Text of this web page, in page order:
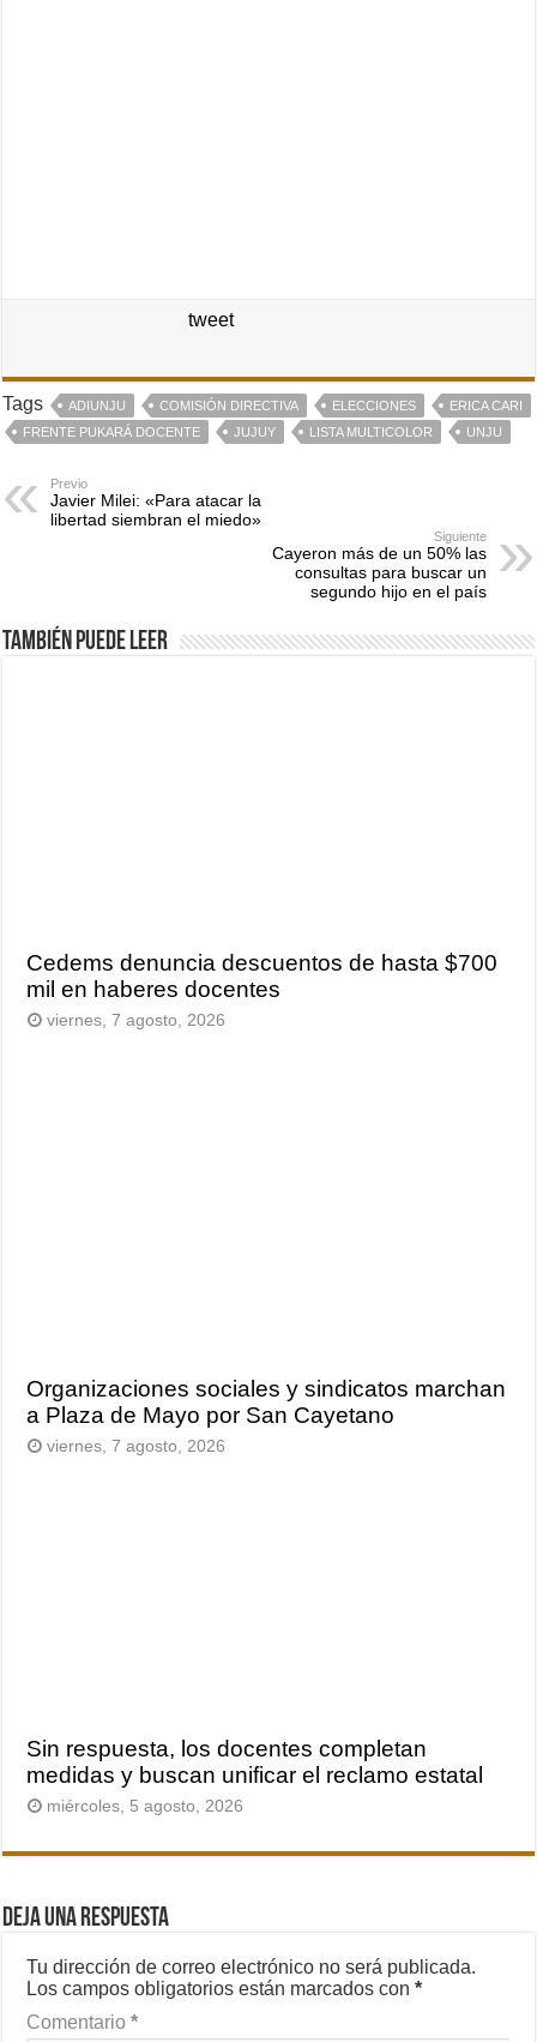
tweet
Tags ADIUNJU COMISIÓN DIRECTIVA ELECCIONES
ERICA CARI
FRENTE PUKARÁ DOCENTE
JUJUY LISTA MULTICOLOR UNJU
Previo
Javier Milei: «Para atacar la
libertad siembran el miedo»
Siguiente
Cayeron más de un 50% las
consultas para buscar un
segundo hijo en el país
También puede leer
Cedems denuncia descuentos de hasta $700
mil en haberes docentes
viernes, 7 agosto, 2026
Organizaciones sociales y sindicatos marchan
a Plaza de Mayo por San Cayetano
viernes, 7 agosto, 2026
Sin respuesta, los docentes completan
medidas y buscan unificar el reclamo estatal
miércoles, 5 agosto, 2026
Deja una respuesta
Tu dirección de correo electrónico no será publicada.
Los campos obligatorios están marcados con*
Comentario*